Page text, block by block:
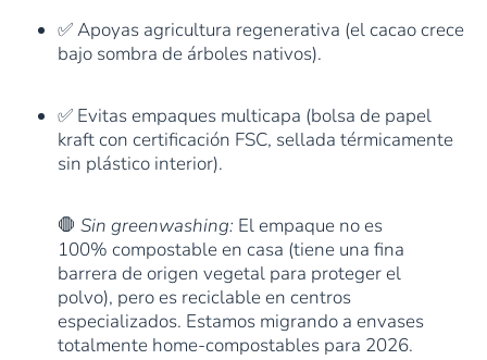
✅ Apoyas agricultura regenerativa (el cacao crece
bajo sombra de árboles nativos).
✅ Evitas empaques multicapa (bolsa de papel
kraft con certificación FSC, sellada térmicamente
sin plástico interior).
🛑Sin greenwashing: El empaque no es
100% compostable en casa (tiene una fina
barrera de origen vegetal para proteger el
polvo), pero es reciclable en centros
especializados. Estamos migrando a envases
totalmente home-compostables para 2026.